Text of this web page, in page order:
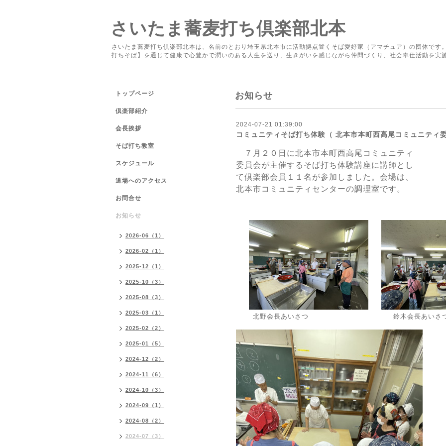
さいたま蕎麦打ち倶楽部北本
さいたま蕎麦打ち倶楽部北本は、名前のとおり埼玉県北本市に活動拠点置くそば愛好家（アマチュア）の団体です
打ちそば】を通じて健康で心豊かで潤いのある人生を送り、生きがいを感じながら仲間づくり、社会奉仕活動を実
お知らせ
2024-07-21 01:39:00
コミュニティそば打ち体験（ 北本市本町西高尾コミュニティ
７月２０日に北本市本町西高尾コミュニティ
委員会が主催するそば打ち体験講座に講師と し
て倶楽部会員１１名が参加しました。 会場は、
北本市コミュニティセンターの調理室です。
北野会長あいさつ 鈴木会長あいさ
トップページ
倶楽部紹介
会長挨拶
そば打ち教室
スケジュール
道場へのアクセス
お問合せ
お知らせ
2026-06（1）
2026-02（1）
2025-12（1）
2025-10（3）
2025-08（3）
2025-03（1）
2025-02（2）
2025-01（5）
2024-12（2）
2024-11（6）
2024-10（3）
2024-09（1）
2024-08（2）
2024-07（3）